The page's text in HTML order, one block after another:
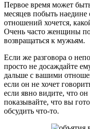
Первое время может
месяцев побыть наедине
отношений хочется,
Очень часто женщины
возвращаться к мужьям.
Если же разговора о
просто не досаждайте
дальше с вашими
если он не хочет
если явно видите, что
показывайте, что вы
обсудить что-то.